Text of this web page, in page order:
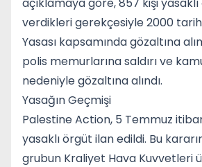
verdikleri gerekçesiyle 2000
Yasası kapsamında gözaltına
polis memurlarına saldırı ve
nedeniyle gözaltına alındı.
Yasağın Geçmişi
Palestine Action, 5 Temmuz
yasaklı örgüt ilan edildi. Bu
grubun Kraliyet Hava Kuvvetleri